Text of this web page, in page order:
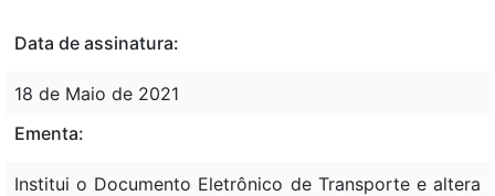
Data de assinatura:
18 de Maio de 2021
Ementa:
Institui o Documento Eletrônico de Transporte e altera